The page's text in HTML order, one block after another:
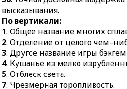
49.Единица исчисления
времени.
51.Липкий,
твердеющий на воздухе
сок хвойных растений.
52.Путешествие по
круговому маршруту.
43.
45.
46.В
высказывания.
По вертикали:
1. Общее название многих
2. Отделение от целого
3. Другое название игры
4. Кушанье из мелко
5. Отблеск света.
7. Чрезмерная торопливость.